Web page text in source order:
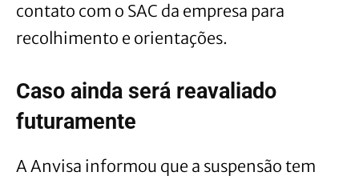
contato com o SAC da empresa para
recolhimento e orientações.
Caso ainda será reavaliado
futuramente
A Anvisa informou que a suspensão tem